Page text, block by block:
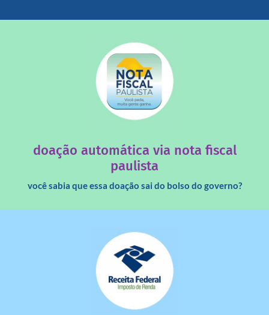
doação automática via nota fiscal
paulista
você sabia que essa doação sai do bolso do governo?
saiba mais
dinheiro deixa de ir para o governo?
saiba mais